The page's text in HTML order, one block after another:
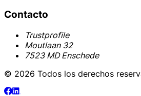
Contacto
Trustprofile
Moutlaan 32
7523 MD Enschede
© 2026 Todos los derechos